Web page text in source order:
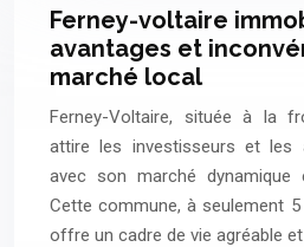
Ferney-voltaire
avantages et
marché local
Ferney-Voltaire, située à la
attire les investisseurs et les
avec son marché
Cette commune, à seulement
offre un cadre de vie agréable